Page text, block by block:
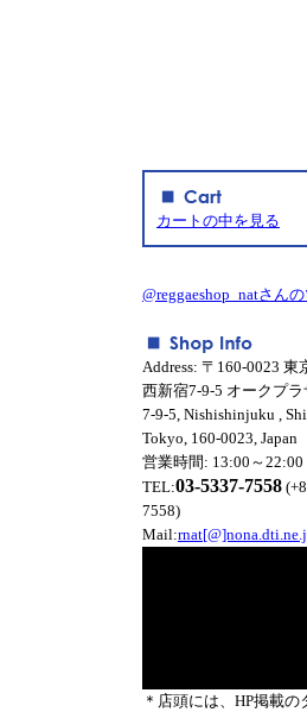
カートの中を見る
@reggaeshop_natさん
Address: 〒160-0023 東
西新宿7-9-5 オークプラ
7-9-5, Nishishinjuku ,
Tokyo, 160-0023, Japan
営業時間: 13:00～22:00
TEL:03-5337-7558
7558)
Mail:
＊店頭には、HP掲載の